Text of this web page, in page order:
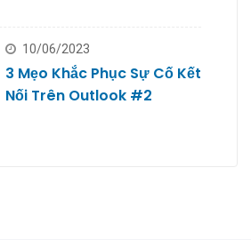
10/06/2023
3 Mẹo Khắc Phục Sự Cố Kết
Nối Trên Outlook #2